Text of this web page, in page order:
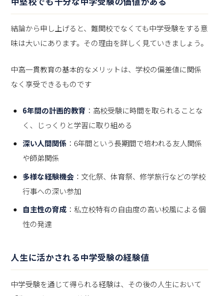
結論から申し上げると、難関校でなくても中学受験をする意
味は大いにあります。その理由を詳しく見ていきましょう。
中高一貫教育の基本的なメリットは、学校の偏差値に関係
なく享受できるものです
6年間の計画的教育 ：高校受験に時間を取られることな
く、じっくりと学習に取り組める
深い人間関係 ：6年間という長期間で培われる友人関係
や師弟関係
多様な経験機会 ：文化祭、体育祭、修学旅行などの学校
行事への深い参加
自主性の育成 ：私立校特有の自由度の高い校風による個
性の発達
人生に活かされる中学受験の経験値
中学受験を通じて得られる経験は、その後の人生において